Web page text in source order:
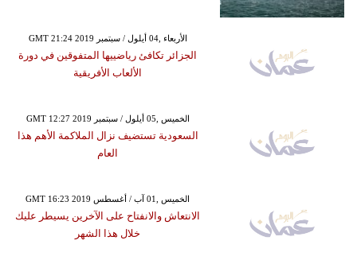
GMT 21:24 2019 الأربعاء ,04 أيلول / سبتمبر
الجزائر تكافئ رياضييها المتفوقين في دورة
الألعاب الأفريقية
GMT 12:27 2019 الخميس ,05 أيلول / سبتمبر
السعودية تستضيف نزال الملاكمة الأهم هذا
العام
GMT 16:23 2019 الخميس ,01 آب / أغسطس
الانتعاش والانفتاح على الآخرين يسيطر عليك
خلال هذا الشهر